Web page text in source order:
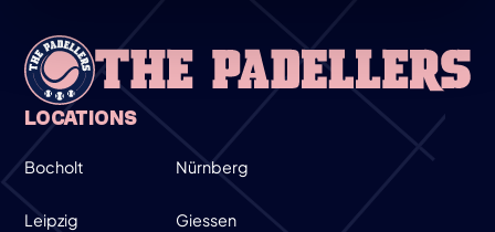
LOCATIONS
Bocholt Nürnberg
Leipzig Giessen